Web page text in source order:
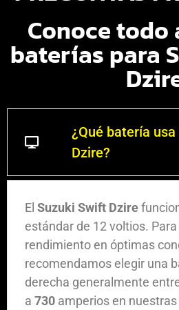
Conoce todo
baterías para
¿Qué batería
Dzire?
El Suzuki Swift Dzire
estándar de 12 voltios.
rendimiento en óptimas
recomendamos elegir una
derecha generalmente
a 730 amperios en